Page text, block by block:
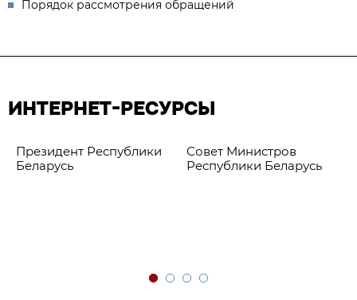
Порядок рассмотрения обращений
ИНТЕРНЕТ-РЕСУРСЫ
Президент Республики
Беларусь
Совет Министров
Республики Беларусь